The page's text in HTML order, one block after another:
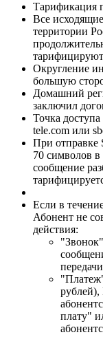
Тарификация
Все
территории
Округление
большую
Домашний
заключил
Точка
tele.com или
При отправке
70 символов
сообщение
Если в
Абонент не
действия:
рублей),
плату"